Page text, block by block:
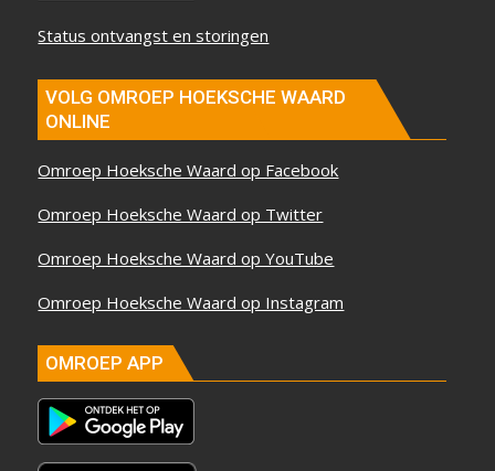
Status ontvangst en storingen
VOLG OMROEP HOEKSCHE WAARD
ONLINE
Omroep Hoeksche Waard op Facebook
Omroep Hoeksche Waard op Twitter
Omroep Hoeksche Waard op YouTube
Omroep Hoeksche Waard op Instagram
OMROEP APP